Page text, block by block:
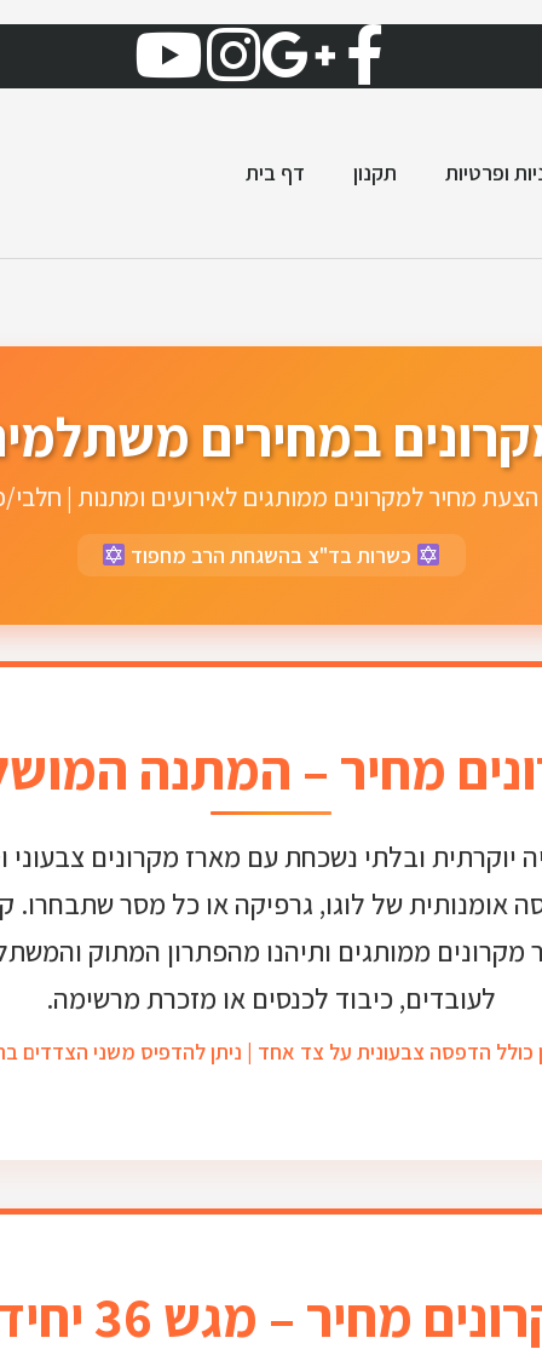
ופרטיות תקנון דף בית
במחירים
מחיר למקרונים ממותגים לאירועים ומתנות | חלבי/
כשרות בד"צ בהשגחת הרב מחפוד
מחיר – המתנה
יוקרתית ובלתי נשכחת עם מארז מקרונים צבעוני
אומנותית של לוגו, גרפיקה או כל מסר שתבחרו.
מקרונים ממותגים ותיהנו מהפתרון המתוק
לעובדים, כיבוד לכנסים או מזכרת מרשימה.
כולל הדפסה צבעונית על צד אחד | ניתן להדפיס משני הצדדים
מחיר – מגש 36 יחידות